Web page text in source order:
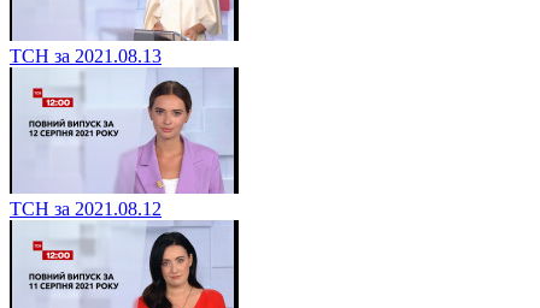
ТСН за 2021.08.13
ТСН за 2021.08.12